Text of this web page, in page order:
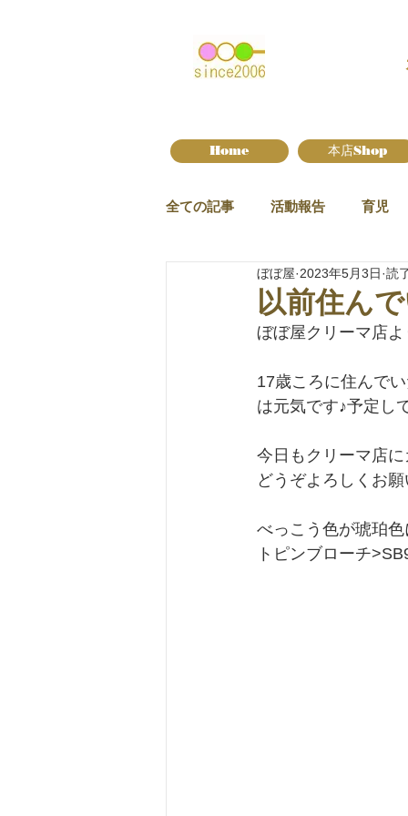
Home 本店Shop
全ての記事 活動報告 育児
以前住ん
ぼぼ屋 2023年5月3日 読
ぼぼ屋クリーマ店よ
17歳ころに住んで
は元気です♪予定し
今日もクリーマ店
どうぞよろしくお
べっこう色が琥珀
トピンブローチ